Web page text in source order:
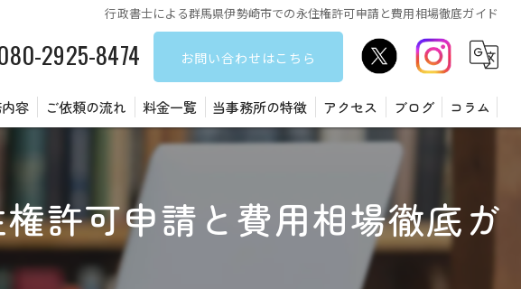
行政書士による群馬県伊勢崎市での永住権許可申請と費用相場徹底ガイド
2925-8474 お問い合わせはこちら
容 ご依頼の流れ 料金一覧 当事務所の特徴
障害福祉サービス
アクセス ブログ コラム
許可申請と費用相場徹底ガ